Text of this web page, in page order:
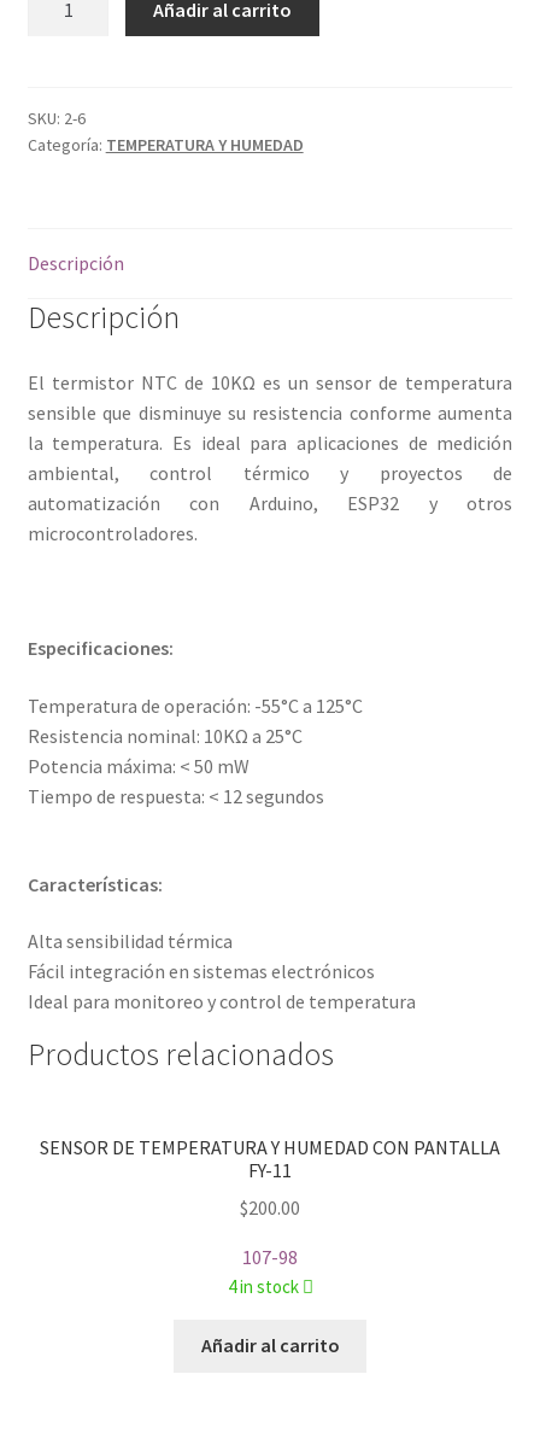
Añadir al carrito
SKU: 2-6
Categoría: TEMPERATURA Y HUMEDAD
Descripción
Descripción
El termistor NTC de 10KΩ es un sensor de temperatura
sensible que disminuye su resistencia conforme aumenta
la temperatura. Es ideal para aplicaciones de medición
ambiental, control térmico y proyectos de
automatización con Arduino, ESP32 y otros
microcontroladores.
Especificaciones:
Temperatura de operación: -55°C a 125°C
Resistencia nominal: 10KΩ a 25°C
Potencia máxima: < 50 mW
Tiempo de respuesta: < 12 segundos
Características:
Alta sensibilidad térmica
Fácil integración en sistemas electrónicos
Ideal para monitoreo y control de temperatura
Productos relacionados
SENSOR DE TEMPERATURA Y HUMEDAD CON PANTALLA
FY-11
$200.00
107-98
4 in stock
Añadir al carrito